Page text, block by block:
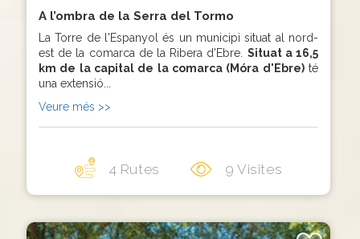
A l’ombra de la Serra del Tormo
La Torre de l'Espanyol és un municipi situat al nord-
est de la comarca de la Ribera d'Ebre. Situat a 16,5
km de la capital de la comarca (Móra d'Ebre)té
una extensió...
Veure més >>
4 Rutes 9 Visites